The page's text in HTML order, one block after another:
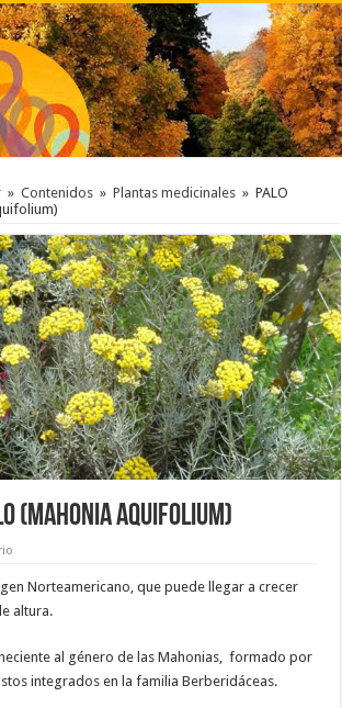
» Contenidos » Plantas medicinales » PALO
(Mahonia aquifolium)
Norteamericano, que puede llegar a crecer
altura.
al género de las Mahonias, formado por
integrados en la familia Berberidáceas.